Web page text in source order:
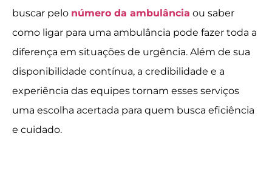
buscar pelo número da ambulância ou saber
como ligar para uma ambulância pode fazer toda a
diferença em situações de urgência. Além de sua
disponibilidade contínua, a credibilidade e a
experiência das equipes tornam esses serviços
uma escolha acertada para quem busca eficiência
e cuidado.